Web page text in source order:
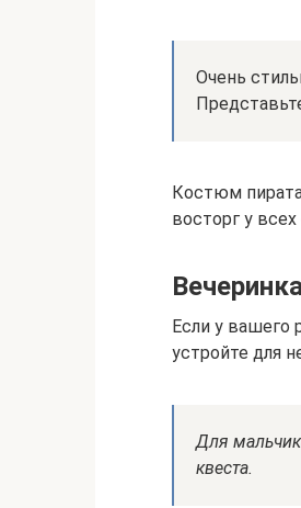
Очень
Костюм
восторг у
Если у вашего
устройте для
Для
квеста.